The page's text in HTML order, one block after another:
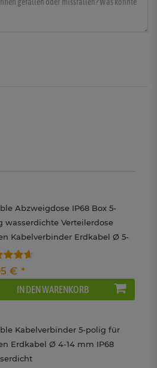
Abzweigdose IP68 Box 5-
wasserdichte Verteilerdose
Kabelverbinder Erdkabel Ø 5-
€ *
IN DEN WARENKORB
Kabelverbinder 5-polig für
Erdkabel Ø 4-14 mm IP68